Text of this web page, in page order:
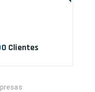
Clientes